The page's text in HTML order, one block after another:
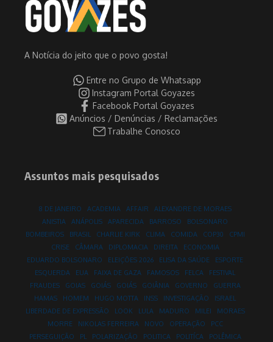
A Notícia do jeito que o povo gosta!
Entre no Grupo de Whatsapp
Instagram Portal Goyazes
Facebook Portal Goyazes
Anúncios / Denúncias / Reclamações
Trabalhe Conosco
Assuntos mais pesquisados
8 DE JANEIRO ACADEMIA AFFAIR
ALEXANDRE DE MORAES
ANISTIA
ANÁPOLIS APARECIDA BARROSO
BOLSONARO
BOMBEIROS
BRASIL CHARLIE KIRK CLIMA COMIDA COP30
CPMI
CRISE
CÂMARA DIPLOMACIA DIREITA
ECONOMIA
EDUARDO BOLSONARO
ELEIÇÕES 2026 ELISA DA SAÚDE
ESPORTE
ESQUERDA
EUA FAIXA DE GAZA FAMOSOS FELCA
FESTIVAL
FRAUDES
GOIAS GOIÁS GOIÁS GOIÂNIA GOVERNO
GUERRA
HAMAS
HOMEM HUGO MOTTA INSS INVESTIGAÇÃO
ISRAEL
LIBERDADE DE EXPRESSÃO
LOOK LULA MADURO MILEI
MORAES
MORRE
NIKOLAS FERREIRA NOVO OPERAÇÃO
PCC
PERSEGUIÇÃO
PL POLARIZAÇÃO POLITICA POLITÍCA
POLÊMICA